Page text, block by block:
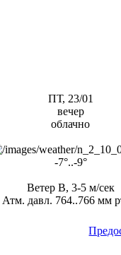
ПТ, 23/01
вечер
облачно
-7°..-9°
Ветер В, 3-5 м/сек
Атм. давл. 764..766 мм